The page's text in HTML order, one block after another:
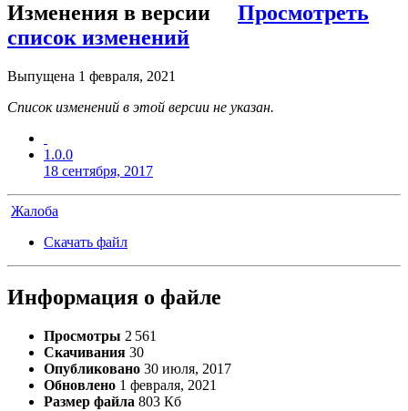
Изменения в версии
Просмотреть
список изменений
Выпущена 1 февраля, 2021
Список изменений в этой версии не указан.
1.0.0
18 сентября, 2017
Жалоба
Скачать файл
Информация о файле
Просмотры 2 561
Скачивания 30
Опубликовано 30 июля, 2017
Обновлено 1 февраля, 2021
Размер файла 803 Кб